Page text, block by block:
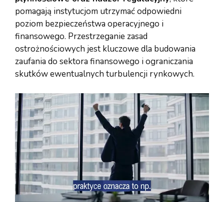
pomagają instytucjom utrzymać odpowiedni
poziom bezpieczeństwa operacyjnego i
finansowego. Przestrzeganie zasad
ostrożnościowych jest kluczowe dla budowania
zaufania do sektora finansowego i ograniczania
skutków ewentualnych turbulencji rynkowych.